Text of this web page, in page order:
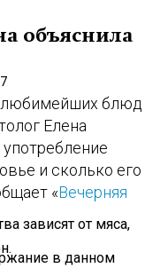
объяснила
любимейших блюд
Елена
и сколько его
«Вечерняя
зависят от мяса,
в данном